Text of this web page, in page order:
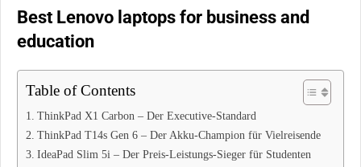
Best Lenovo laptops for business and
education
Table of Contents
ThinkPad X1 Carbon – Der Executive-Standard
ThinkPad T14s Gen 6 – Der Akku-Champion für Vielreisende
IdeaPad Slim 5i – Der Preis-Leistungs-Sieger für Studenten